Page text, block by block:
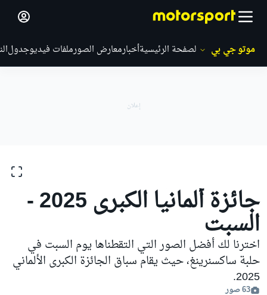
موتو جي بي الصفحة الرئيسيةأخبارمعارض الصورملفات فيديوجدول
جائزة ألمانيا الكبرى 2025 -
السبت
اخترنا لك أفضل الصور التي التقطناها يوم السبت في
حلبة ساكسنرينغ، حيث يقام سباق الجائزة الكبرى الألماني
2025.
63 صور